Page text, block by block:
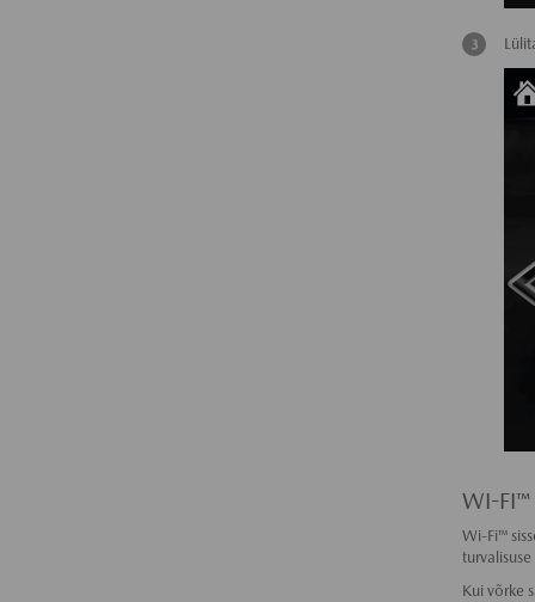
WI-
Wi-Fi™
Kui võrke